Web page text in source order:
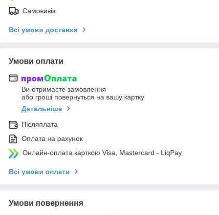
Самовивіз
Всі умови доставки
Умови оплати
Ви отримаєте замовлення
або гроші повернуться на вашу картку
Детальніше
Післяплата
Оплата на рахунок
Онлайн-оплата карткою Visa, Mastercard - LiqPay
Всі умови оплати
Умови повернення